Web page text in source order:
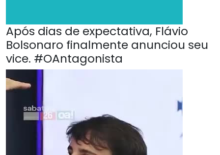
Após dias de expectativa, Flávio
Bolsonaro finalmente anunciou seu
vice. #OAntagonista